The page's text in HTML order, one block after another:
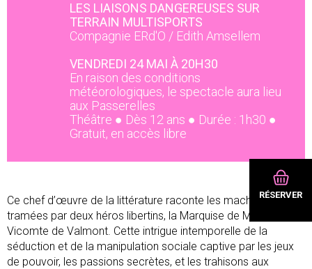
RÉSERVER
LES LIAISONS DANGEREUSES SUR
TERRAIN MULTISPORTS
Compagnie ERd'O / Edith Amsellem
VENDREDI 24 MAI À 20H30
En raison des conditions
météorologiques, le spectacle aura lieu
aux Passerelles
Théâtre ● Dès 12 ans ● Durée : 1h30 ●
Gratuit, en accès libre
Ce chef d’œuvre de la littérature raconte les machinations
tramées par deux héros libertins, la Marquise de Merteuil et le
Vicomte de Valmont. Cette intrigue intemporelle de la
séduction et de la manipulation sociale captive par les jeux
de pouvoir, les passions secrètes, et les trahisons aux